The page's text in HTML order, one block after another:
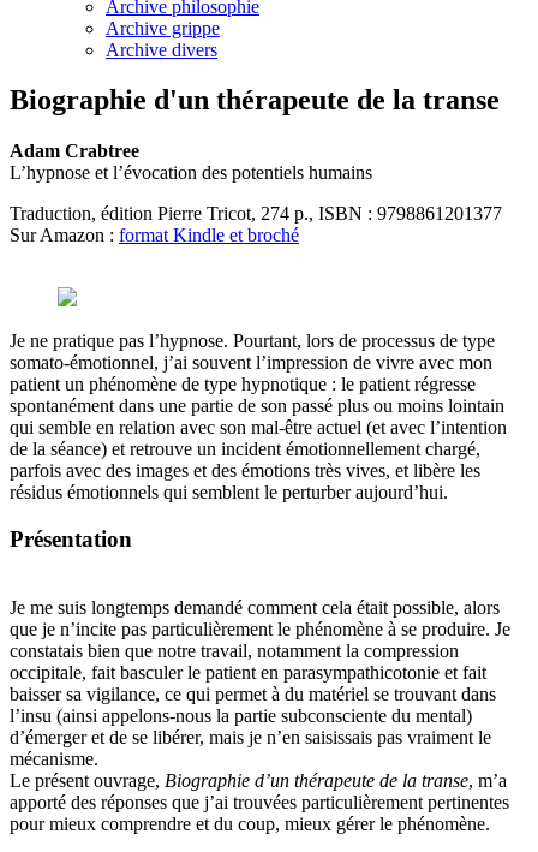
Archive philosophie
Archive grippe
Archive divers
Biographie d'un thérapeute de la transe
Adam Crabtree
L’hypnose et l’évocation des potentiels humains
Traduction, édition Pierre Tricot, 274 p., ISBN : 9798861201377
Sur Amazon : format Kindle et broché
Je ne pratique pas l’hypnose. Pourtant, lors de processus de type
somato-émotionnel, j’ai souvent l’impression de vivre avec mon
patient un phénomène de type hypnotique : le patient régresse
spontanément dans une partie de son passé plus ou moins lointain
qui semble en relation avec son mal-être actuel (et avec l’intention
de la séance) et retrouve un incident émotionnellement chargé,
parfois avec des images et des émotions très vives, et libère les
résidus émotionnels qui semblent le perturber aujourd’hui.
Présentation
Je me suis longtemps demandé comment cela était possible, alors
que je n’incite pas particulièrement le phénomène à se produire. Je
constatais bien que notre travail, notamment la compression
occipitale, fait basculer le patient en parasympathicotonie et fait
baisser sa vigilance, ce qui permet à du matériel se trouvant dans
l’insu (ainsi appelons-nous la partie subconsciente du mental)
d’émerger et de se libérer, mais je n’en saisissais pas vraiment le
mécanisme.
Le présent ouvrage, Biographie d’un thérapeute de la transe, m’a
apporté des réponses que j’ai trouvées particulièrement pertinentes
pour mieux comprendre et du coup, mieux gérer le phénomène.